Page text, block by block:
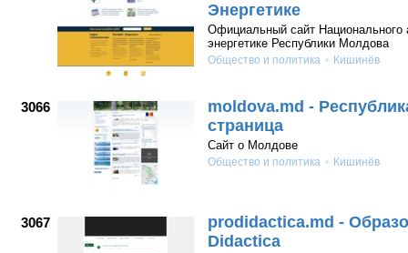
Энергетике
Официальный сайт Национального
энергетике Республики Молдова
Общество и политика Кишинёв
3066
moldova.md -
страница
Сайт о Молдове
Общество и политика Кишинёв
3067
prodidactica.md -
Didactica